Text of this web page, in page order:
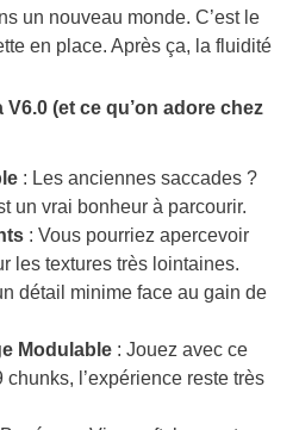
un nouveau monde. C’est le
en place. Après ça, la fluidité
(et ce qu’on adore chez
: Les anciennes saccades ?
un vrai bonheur à parcourir.
: Vous pourriez apercevoir
les textures très lointaines.
détail minime face au gain de
Modulable: Jouez avec ce
chunks, l’expérience reste très